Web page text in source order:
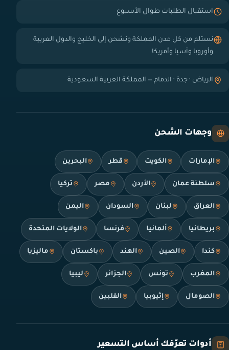
استقبال الطلبات طوال الأسبوع
نستلم من كل مدن المملكة ونشحن إلى الخليج والدول العربية
وأوروبا وآسيا وأمريكا
الرياض · جدة · الدمام — المملكة العربية السعودية
وجهات الشحن
الإمارات الكويت قطر البحرين
سلطنة عمان الأردن مصر تركيا
العراق لبنان السودان اليمن
بريطانيا ألمانيا فرنسا الولايات المتحدة
كندا الصين الهند باكستان ماليزيا
المغرب تونس الجزائر ليبيا
الصومال إثيوبيا الفلبين
أدوات تعرّفك أساس التسعير